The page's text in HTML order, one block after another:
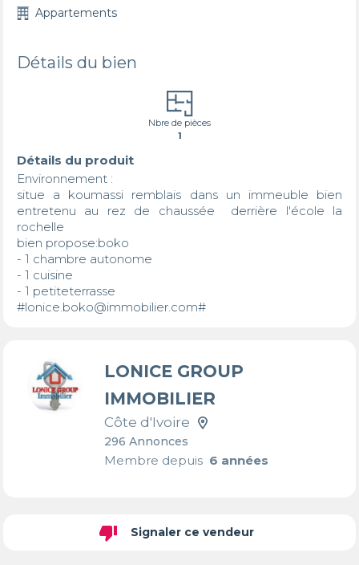
Appartements
Détails du bien
Nbre de pièces
1
Détails du produit
Environnement :
situe a koumassi remblais dans un immeuble bien
entretenu au rez de chaussée  derrière l'école la
rochelle
bien propose:boko
- 1 chambre autonome
- 1 cuisine
- 1 petiteterrasse
#lonice.boko@immobilier.com#
LONICE GROUP
IMMOBILIER
Côte d'Ivoire
296 Annonces
Membre depuis6 années
thumb_down Signaler ce vendeur